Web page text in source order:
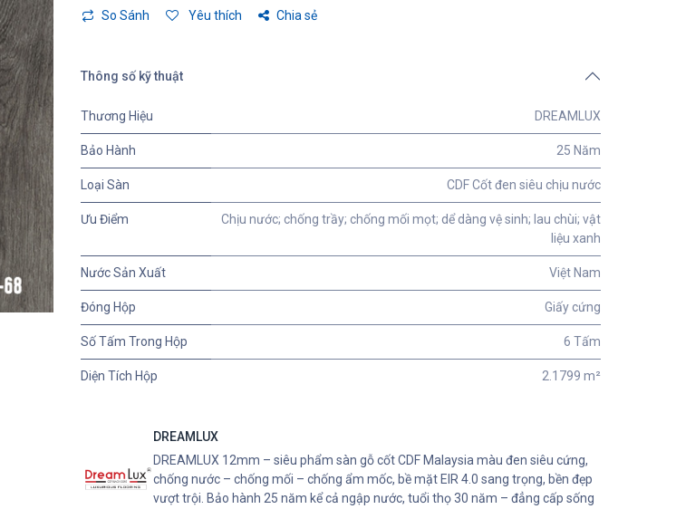
So Sánh Yêu thích Chia sẻ
Thông số kỹ thuật
Thương Hiệu DREAMLUX
Bảo Hành 25 Năm
Loại Sàn CDF Cốt đen siêu chịu nước
Ưu Điểm
Chịu nước; chống trầy; chống mối mọt; dể dàng vệ sinh; lau chùi; vật
liệu xanh
Nước Sản Xuất Việt Nam
Đóng Hộp Giấy cứng
Số Tấm Trong Hộp 6 Tấm
Diện Tích Hộp 2.1799 m²
DREAMLUX
DREAMLUX 12mm – siêu phẩm sàn gỗ cốt CDF Malaysia màu đen siêu cứng,
chống nước – chống mối – chống ẩm mốc, bề mặt EIR 4.0 sang trọng, bền đẹp
vượt trội. Bảo hành 25 năm kể cả ngập nước, tuổi thọ 30 năm – đẳng cấp sống